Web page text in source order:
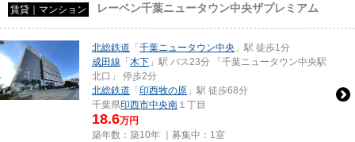
賃貸｜マンション レーベン千葉ニュータウン中央ザプレミアム
北総鉄道 「千葉ニュータウン中央 」駅 徒歩1分
成田線 「木下 」駅 バス23分 「千葉ニュータウン中央駅
北口」 停歩2分
北総鉄道 「印西牧の原 」駅 徒歩68分
千葉県印西市中央南 １丁目
18.6万円
築年数：築10年 ｜募集中： 1室